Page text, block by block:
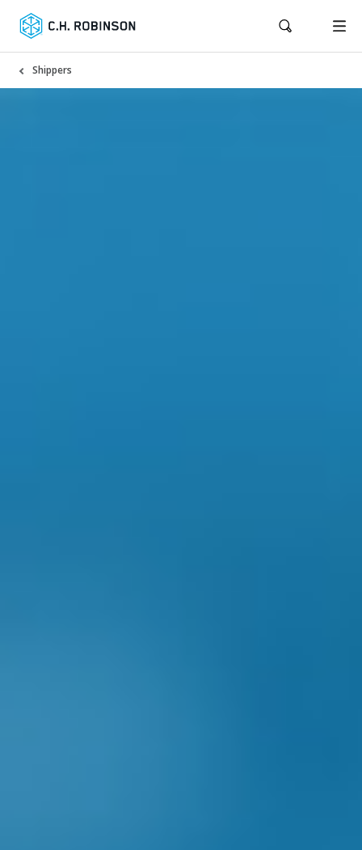
Shippers